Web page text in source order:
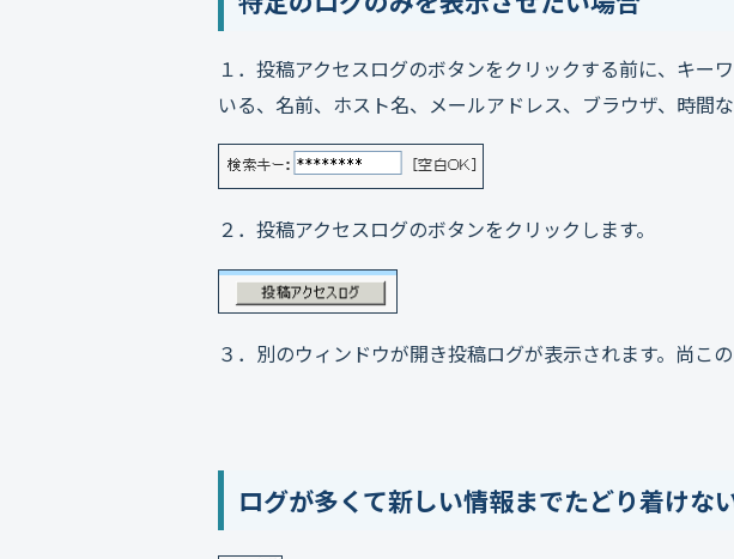
１．投稿アクセスログのボタンをクリックする前に、キ
いる、名前、ホスト名、メールアドレス、ブラウザ、時間な
２．投稿アクセスログのボタンをクリックします。
３．別のウィンドウが開き投稿ログが表示されます。尚こ
ログが多くて新しい情報までたどり着けな